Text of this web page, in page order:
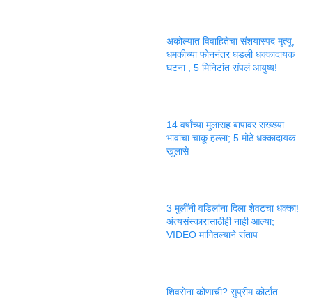
अकोल्यात विवाहितेचा संशयास्पद मृत्यू;
धमकीच्या फोननंतर घडली धक्कादायक
घटना , 5 मिनिटांत संपलं आयुष्य!
14 वर्षांच्या मुलासह बापावर सख्ख्या
भावांचा चाकू हल्ला; 5 मोठे धक्कादायक
खुलासे
3 मुलींनी वडिलांना दिला शेवटचा धक्का!
अंत्यसंस्कारासाठीही नाही आल्या;
VIDEO मागितल्याने संताप
शिवसेना कोणाची? सुप्रीम कोर्टात